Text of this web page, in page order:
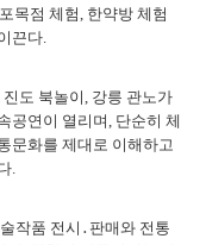
목점 체험, 한약방 체험
끈다.
도 북놀이, 강릉 관노가
공연이 열리며, 단순히 체
문화를 제대로 이해하고
.
작품 전시․판매와 전통